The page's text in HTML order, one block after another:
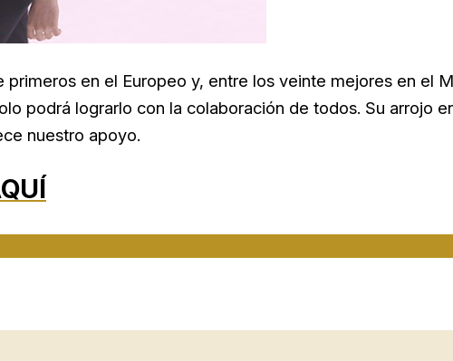
en el Europeo y, entre los veinte mejores en el
podrá lograrlo con la colaboración de todos. Su arrojo
nuestro apoyo.